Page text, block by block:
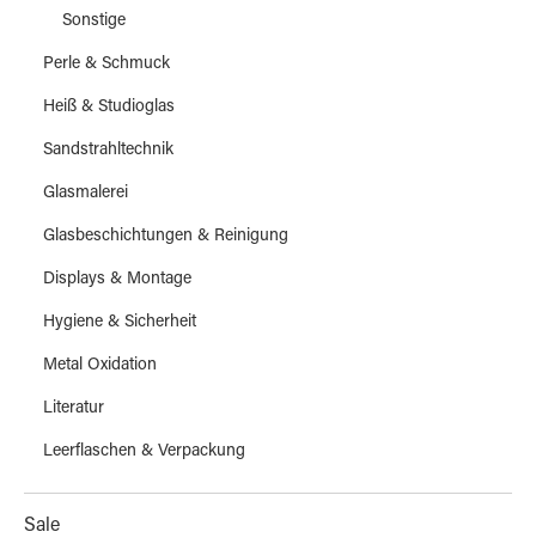
Sonstige
Perle & Schmuck
Heiß & Studioglas
Sandstrahltechnik
Glasmalerei
Glasbeschichtungen & Reinigung
Displays & Montage
Hygiene & Sicherheit
Metal Oxidation
Literatur
Leerflaschen & Verpackung
Sale